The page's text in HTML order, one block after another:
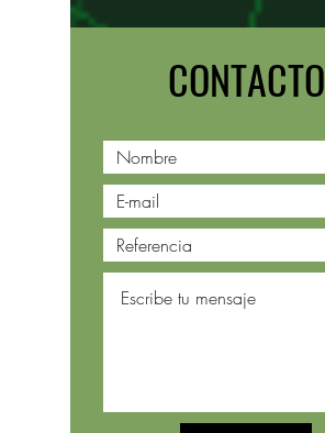
CONTACTO